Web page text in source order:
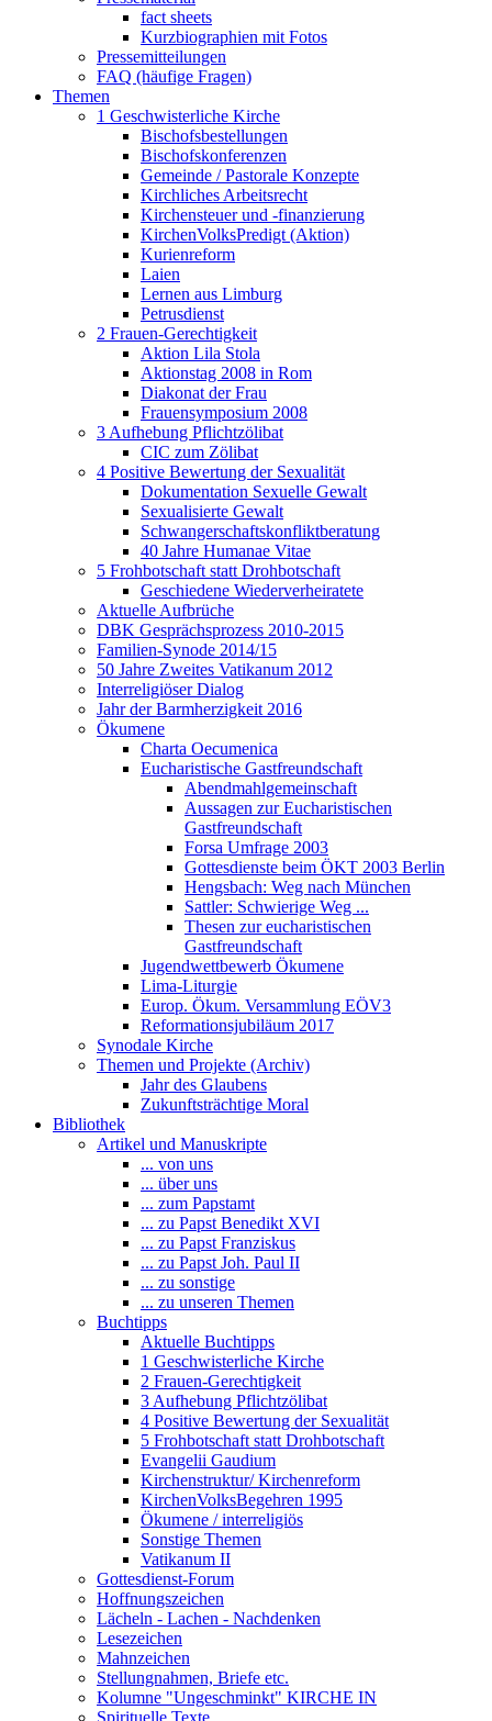
fact sheets
Kurzbiographien mit Fotos
Pressemitteilungen
FAQ (häufige Fragen)
Themen
1 Geschwisterliche Kirche
Bischofsbestellungen
Bischofskonferenzen
Gemeinde / Pastorale Konzepte
Kirchliches Arbeitsrecht
Kirchensteuer und -finanzierung
KirchenVolksPredigt (Aktion)
Kurienreform
Laien
Lernen aus Limburg
Petrusdienst
2 Frauen-Gerechtigkeit
Aktion Lila Stola
Aktionstag 2008 in Rom
Diakonat der Frau
Frauensymposium 2008
3 Aufhebung Pflichtzölibat
CIC zum Zölibat
4 Positive Bewertung der Sexualität
Dokumentation Sexuelle Gewalt
Sexualisierte Gewalt
Schwangerschaftskonfliktberatung
40 Jahre Humanae Vitae
5 Frohbotschaft statt Drohbotschaft
Geschiedene Wiederverheiratete
Aktuelle Aufbrüche
DBK Gesprächsprozess 2010-2015
Familien-Synode 2014/15
50 Jahre Zweites Vatikanum 2012
Interreligiöser Dialog
Jahr der Barmherzigkeit 2016
Ökumene
Charta Oecumenica
Eucharistische Gastfreundschaft
Abendmahlgemeinschaft
Aussagen zur Eucharistischen
Gastfreundschaft
Forsa Umfrage 2003
Gottesdienste beim ÖKT 2003 Berlin
Hengsbach: Weg nach München
Sattler: Schwierige Weg ...
Thesen zur eucharistischen
Gastfreundschaft
Jugendwettbewerb Ökumene
Lima-Liturgie
Europ. Ökum. Versammlung EÖV3
Reformationsjubiläum 2017
Synodale Kirche
Themen und Projekte (Archiv)
Jahr des Glaubens
Zukunftsträchtige Moral
Bibliothek
Artikel und Manuskripte
... von uns
... über uns
... zum Papstamt
... zu Papst Benedikt XVI
... zu Papst Franziskus
... zu Papst Joh. Paul II
... zu sonstige
... zu unseren Themen
Buchtipps
Aktuelle Buchtipps
1 Geschwisterliche Kirche
2 Frauen-Gerechtigkeit
3 Aufhebung Pflichtzölibat
4 Positive Bewertung der Sexualität
5 Frohbotschaft statt Drohbotschaft
Evangelii Gaudium
Kirchenstruktur/ Kirchenreform
KirchenVolksBegehren 1995
Ökumene / interreligiös
Sonstige Themen
Vatikanum II
Gottesdienst-Forum
Hoffnungszeichen
Lächeln - Lachen - Nachdenken
Lesezeichen
Mahnzeichen
Stellungnahmen, Briefe etc.
Kolumne "Ungeschminkt" KIRCHE IN
Spirituelle Texte